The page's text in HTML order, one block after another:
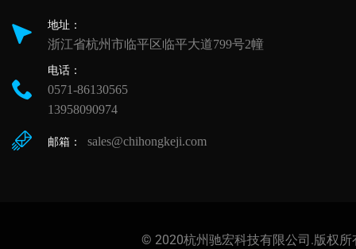
地址：
浙江省杭州市临平区临平大道799号2幢
电话：
0571-86130565
13958090974
邮箱： sales@chihongkeji.com
© 2020杭州驰宏科技有限公司.版权所